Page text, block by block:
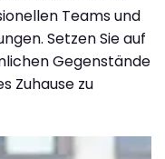
Teams und
Setzen Sie auf
Gegenstände
Zuhause zu